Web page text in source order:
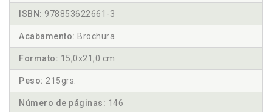
ISBN: 978853622661-3
Acabamento: Brochura
Formato: 15,0x21,0 cm
Peso: 215grs.
Número de páginas: 146